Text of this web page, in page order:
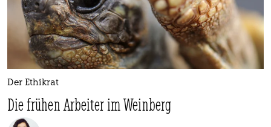
Der Ethikrat
Die frühen Arbeiter im Weinberg